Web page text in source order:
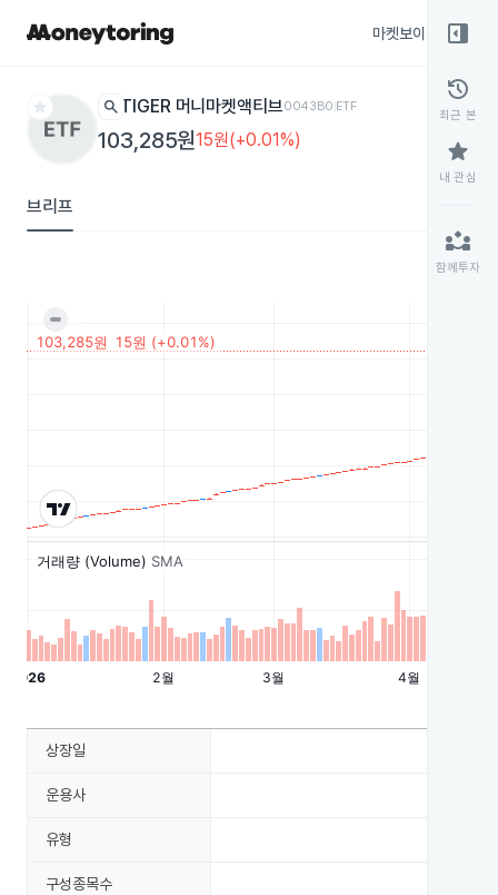
마켓보이스
star search TIGER 머니마켓액티브0043B0ETF
103,285원15원(+0.01%)
브리프
right_panel_open
history
최근 본
star
내 관심
partner_exchange
함께투자